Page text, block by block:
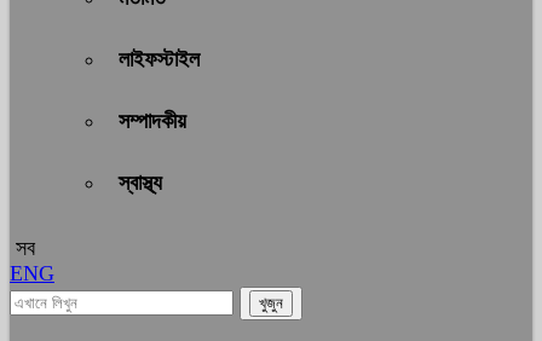
লাইফস্টাইল
সম্পাদকীয়
স্বাস্থ্য
সব
ENG